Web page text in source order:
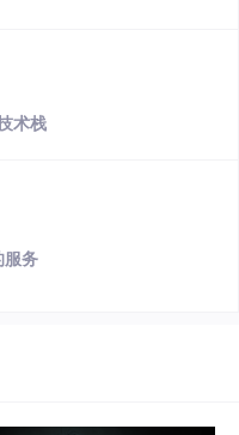
术栈
服务